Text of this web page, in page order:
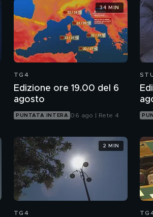
TG4
Edizione ore 19.00 del 6
agosto
PUNTATA INTERA 06 ago | Rete 4
34 MIN
TG4
2 MIN